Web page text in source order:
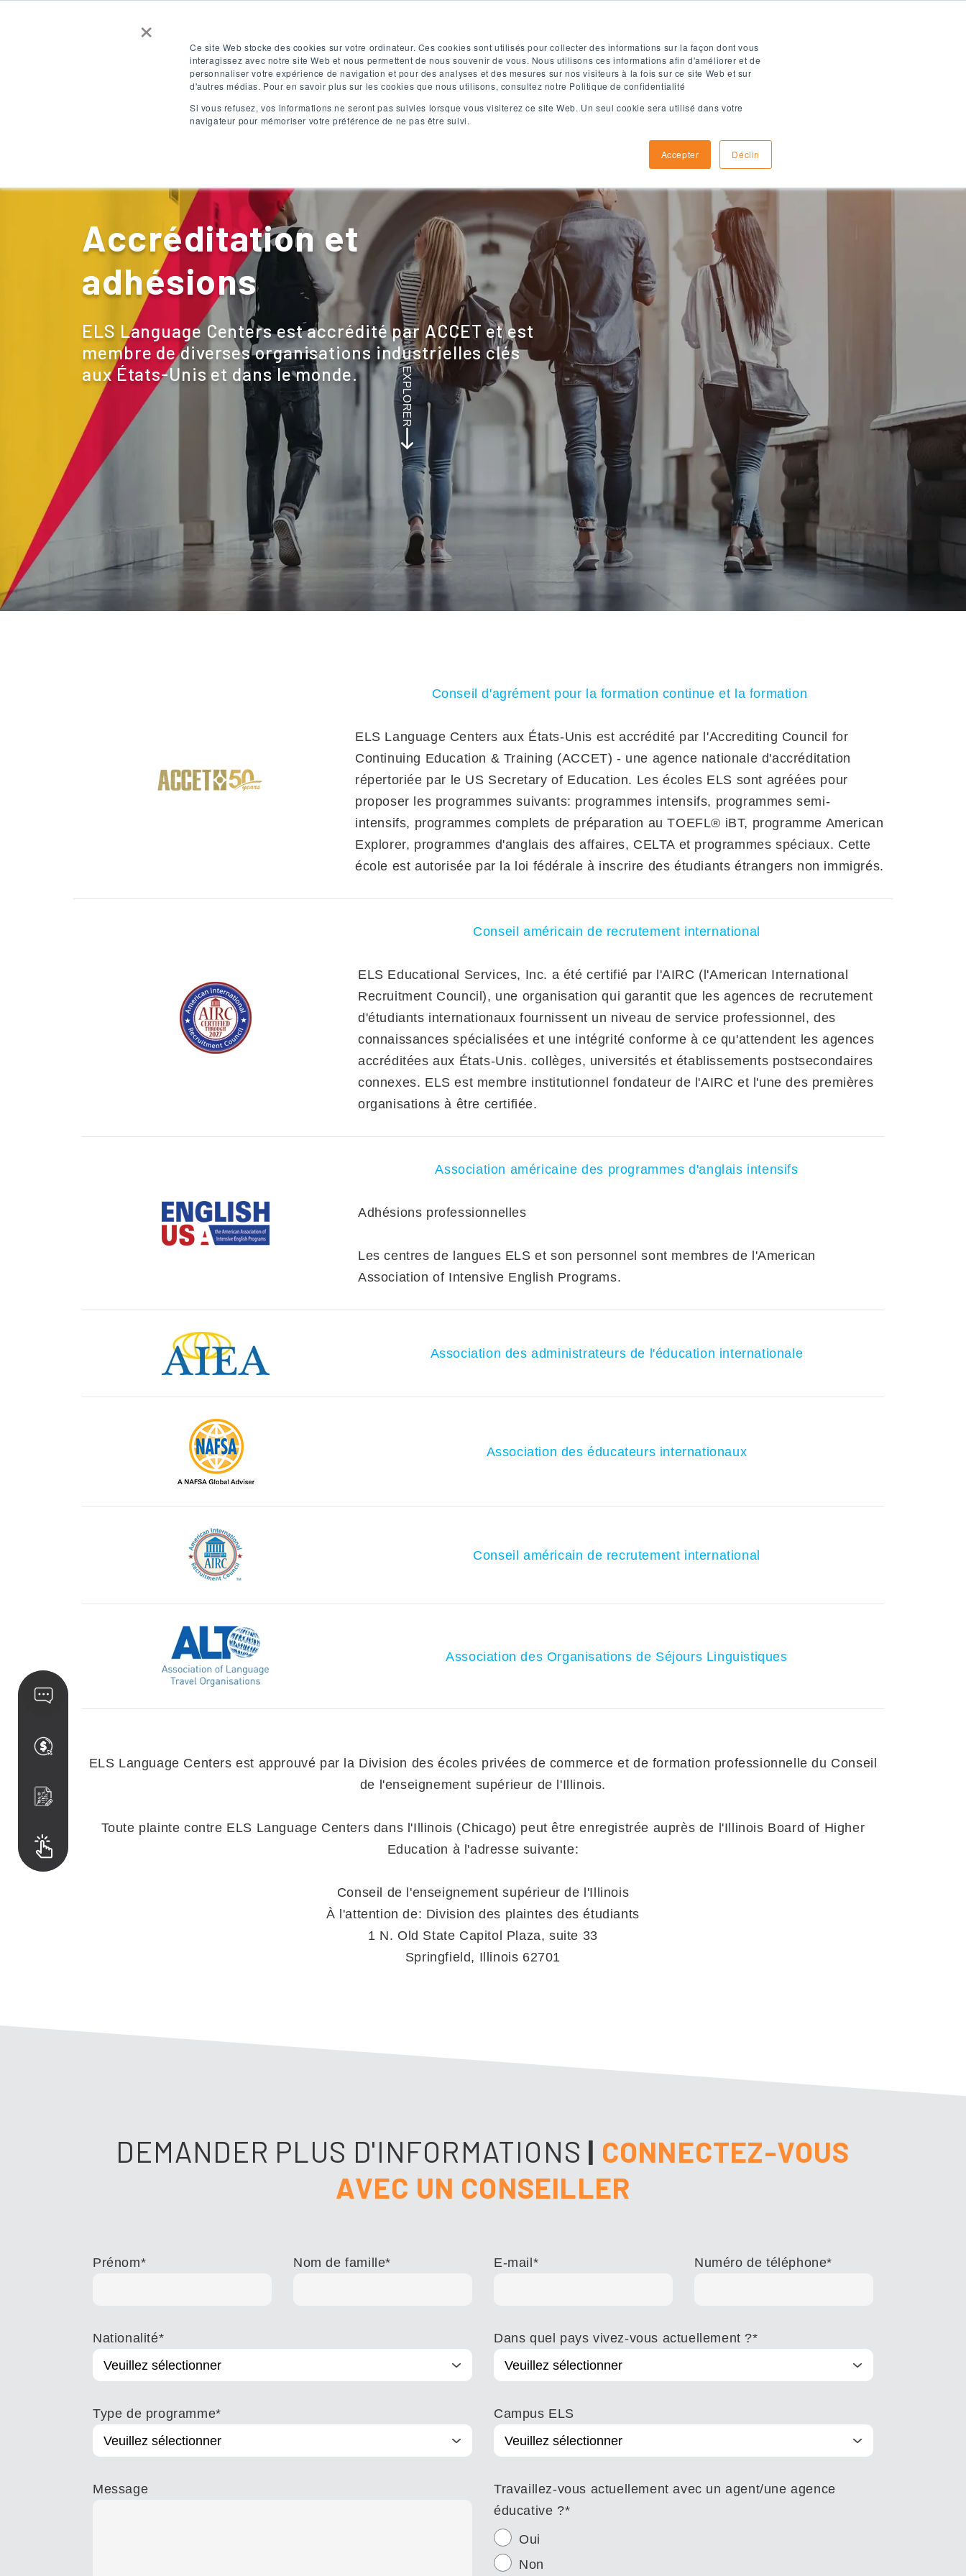
×
Ce site Web stocke des cookies sur votre ordinateur. Ces cookies sont utilisés pour collecter des informations sur la façon dont vous
interagissez avec notre site Web et nous permettent de nous souvenir de vous. Nous utilisons ces informations afin d'améliorer et de
personnaliser votre expérience de navigation et pour des analyses et des mesures sur nos visiteurs à la fois sur ce site Web et sur
d'autres médias. Pour en savoir plus sur les cookies que nous utilisons, consultez notre Politique de confidentialité
Si vous refusez, vos informations ne seront pas suivies lorsque vous visiterez ce site Web. Un seul cookie sera utilisé dans votre
navigateur pour mémoriser votre préférence de ne pas être suivi.
Accepter Déclin
SE CONNECTER FR
Destinations
Programmes
Programmes
s'inscrire
d'arrivée
Accréditation et
adhésions
ELS Language Centers est accrédité par ACCET et est
membre de diverses organisations industrielles clés
aux États-Unis et dans le monde.
EXPLORER
Conseil d'agrément pour la formation continue et la formation
ELS Language Centers aux États-Unis est accrédité par l'Accrediting Council for
Continuing Education & Training (ACCET) - une agence nationale d'accréditation
répertoriée par le US Secretary of Education. Les écoles ELS sont agréées pour
proposer les programmes suivants: programmes intensifs, programmes semi-
intensifs, programmes complets de préparation au TOEFL® iBT, programme American
Explorer, programmes d'anglais des affaires, CELTA et programmes spéciaux. Cette
école est autorisée par la loi fédérale à inscrire des étudiants étrangers non immigrés.
Conseil américain de recrutement international
ELS Educational Services, Inc. a été certifié par l'AIRC (l'American International
Recruitment Council), une organisation qui garantit que les agences de recrutement
d'étudiants internationaux fournissent un niveau de service professionnel, des
connaissances spécialisées et une intégrité conforme à ce qu'attendent les agences
accréditées aux États-Unis. collèges, universités et établissements postsecondaires
connexes. ELS est membre institutionnel fondateur de l'AIRC et l'une des premières
organisations à être certifiée.
Association américaine des programmes d'anglais intensifs
Adhésions professionnelles
Les centres de langues ELS et son personnel sont membres de l'American
Association of Intensive English Programs.
Association des administrateurs de l'éducation internationale
Association des éducateurs internationaux
Conseil américain de recrutement international
Association des Organisations de Séjours Linguistiques
ELS Language Centers est approuvé par la Division des écoles privées de commerce et de formation professionnelle du Conseil
de l'enseignement supérieur de l'Illinois.
Toute plainte contre ELS Language Centers dans l'Illinois (Chicago) peut être enregistrée auprès de l'Illinois Board of Higher
Education à l'adresse suivante:
Conseil de l'enseignement supérieur de l'Illinois
À l'attention de: Division des plaintes des étudiants
1 N. Old State Capitol Plaza, suite 33
Springfield, Illinois 62701
DEMANDER PLUS D'INFORMATIONS | CONNECTEZ-VOUS
AVEC UN CONSEILLER
Prénom* Nom de famille* E-mail * Numéro de téléphone*
Nationalité* Dans quel pays vivez-vous actuellement ?*
Type de programme* Campus ELS
Message
Travaillez-vous actuellement avec un agent/une agence
éducative ?*
Oui
Non